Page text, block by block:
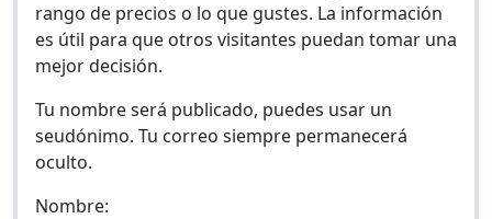
rango de precios o lo que gustes. La información
es útil para que otros visitantes puedan tomar una
mejor decisión.
Tu nombre será publicado, puedes usar un
seudónimo. Tu correo siempre permanecerá
oculto.
Nombre: